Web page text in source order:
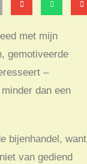
met mijn
gemotiveerde
–
dan een
bijenhandel, want
van gediend